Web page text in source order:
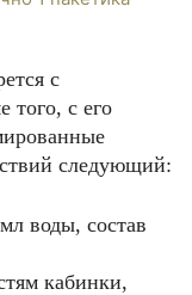
с
того, с его
следующий:
воды, состав
кабинки,